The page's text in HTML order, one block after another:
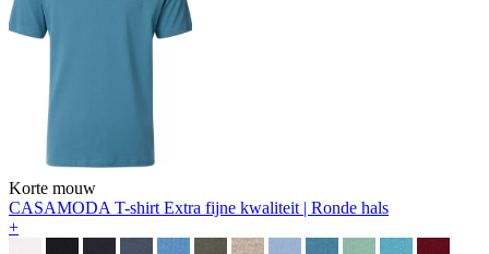
Korte mouw
CASAMODA T-shirt Extra fijne kwaliteit | Ronde hals
+